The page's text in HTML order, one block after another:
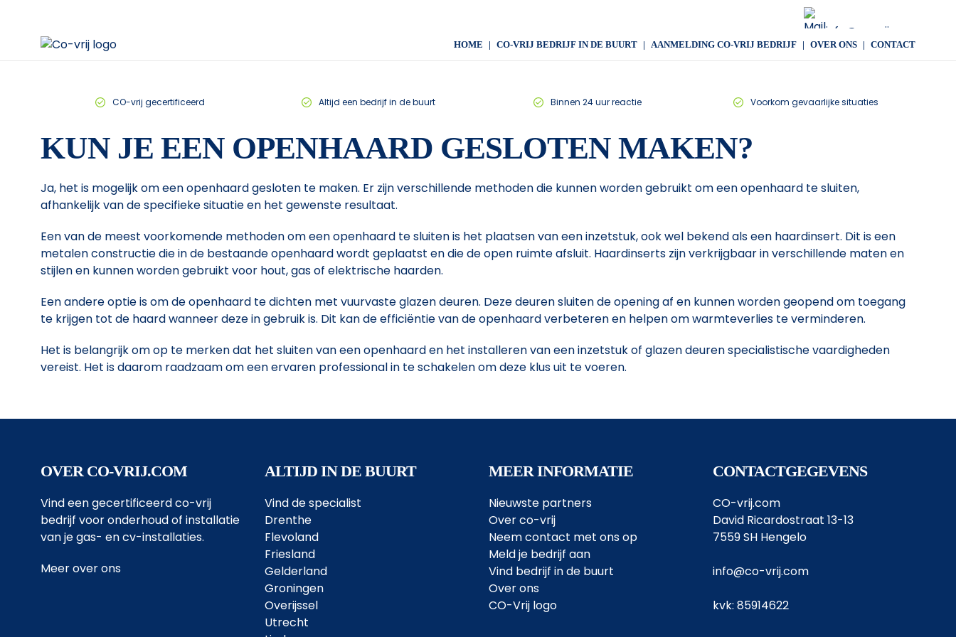
info@co-vrij.com
HOME CO-VRIJ BEDRIJF IN DE BUURT AANMELDING CO-VRIJ BEDRIJF OVER ONS CONTACT
CO-vrij gecertificeerd Altijd een bedrijf in de buurt Binnen 24 uur reactie Voorkom gevaarlijke situaties
KUN JE EEN OPENHAARD GESLOTEN MAKEN?
Ja, het is mogelijk om een openhaard gesloten te maken. Er zijn verschillende methoden die kunnen worden gebruikt om een openhaard te sluiten,
afhankelijk van de specifieke situatie en het gewenste resultaat.
Een van de meest voorkomende methoden om een openhaard te sluiten is het plaatsen van een inzetstuk, ook wel bekend als een haardinsert. Dit is een
metalen constructie die in de bestaande openhaard wordt geplaatst en die de open ruimte afsluit. Haardinserts zijn verkrijgbaar in verschillende maten en
stijlen en kunnen worden gebruikt voor hout, gas of elektrische haarden.
Een andere optie is om de openhaard te dichten met vuurvaste glazen deuren. Deze deuren sluiten de opening af en kunnen worden geopend om toegang
te krijgen tot de haard wanneer deze in gebruik is. Dit kan de efficiëntie van de openhaard verbeteren en helpen om warmteverlies te verminderen.
Het is belangrijk om op te merken dat het sluiten van een openhaard en het installeren van een inzetstuk of glazen deuren specialistische vaardigheden
vereist. Het is daarom raadzaam om een ervaren professional in te schakelen om deze klus uit te voeren.
OVER CO-VRIJ.COM
Vind een gecertificeerd co-vrij
bedrijf voor onderhoud of installatie
van je gas- en cv-installaties.
Meer over ons
ALTIJD IN DE BUURT
Vind de specialist
Drenthe
Flevoland
Friesland
Gelderland
Groningen
Overijssel
Utrecht
MEER INFORMATIE
Nieuwste partners
Over co-vrij
Neem contact met ons op
Meld je bedrijf aan
Vind bedrijf in de buurt
Over ons
CO-Vrij logo
CONTACTGEGEVENS
CO-vrij.com
David Ricardostraat 13-13
7559 SH Hengelo
info@co-vrij.com
kvk: 85914622